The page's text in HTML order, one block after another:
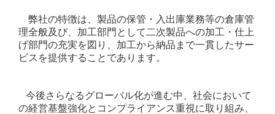
書籍紹介
個人情報保護について
弊社の特徴は、製品の保管・入出庫業務等の倉庫管
理全般及び、加工部門として二次製品への加工・仕上
げ部門の充実を図り、加工から納品まで一貫したサー
ビスを提供することであります。
今後さらなるグローバル化が進む中、社会において
の経営基盤強化とコンプライアンス重視に取り組み、